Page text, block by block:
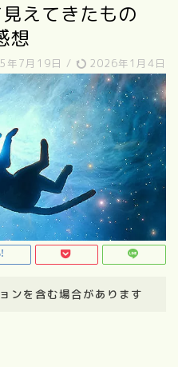
えてきたもの
想
年7月19日 / 2026年1月4日
ンを含む場合があります